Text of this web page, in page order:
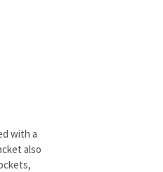
with a
also